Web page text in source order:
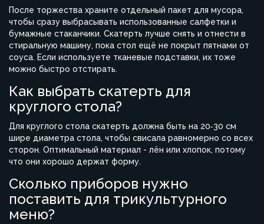
После торжества храните отдельный пакет для мусора,
чтобы сразу выбрасывать использованные салфетки и
бумажные стаканчики. Скатерть лучше снять и отнести в
стиральную машину, пока стол ещё не покрыт пятнами от
соуса. Если используете тканевые подставки, их тоже
можно быстро отстирать.
Как выбрать скатерть для
круглого стола?
Для круглого стола скатерть должна быть на 20‑30 см
шире диаметра стола, чтобы свисала равномерно со всех
сторон. Оптимальный материал - лён или хлопок, потому
что они хорошо держат форму.
Сколько приборов нужно
поставить для трикультурного
меню?